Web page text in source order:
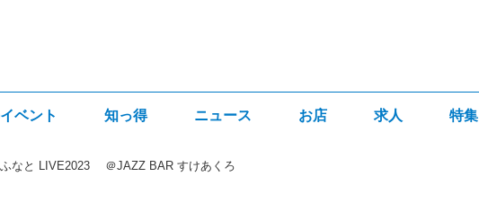
ベント 知っ得 ニュース お店 求人 特集
なと LIVE2023 ＠JAZZ BAR すけあくろ